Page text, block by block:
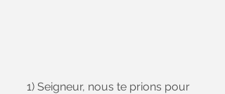
1) Seigneur, nous te prions pour